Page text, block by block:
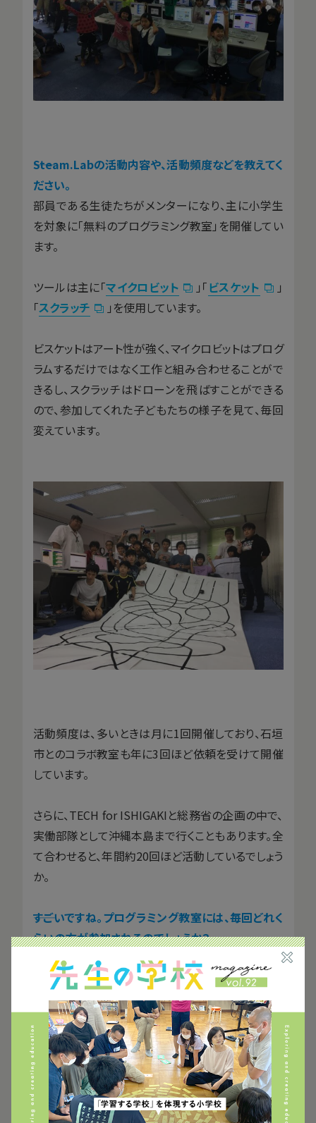
――Steam.Labの活動内容や、活動頻度などを教えてく
ださい。
部員である生徒たちがメンターになり、主に小学生
を対象に「無料のプログラミング教室」を開催してい
ます。
ツールは主に「マイクロビット 」「ビスケット
」
「スクラッチ 」を使用しています。
ビスケットはアート性が強く、マイクロビットはプログ
ラムするだけではなく工作と組み合わせることがで
きるし、スクラッチはドローンを飛ばすことができる
ので、参加してくれた子どもたちの様子を見て、毎回
変えています。
活動頻度は、多いときは月に1回開催しており、石垣
市とのコラボ教室も年に3回ほど依頼を受けて開催
しています。
さらに、TECH for ISHIGAKIと総務省の企画の中で、
実働部隊として沖縄本島まで行くこともあります。全
て合わせると、年間約20回ほど活動しているでしょう
か。
――すごいですね。プログラミング教室には、毎回どれく
らいの方が参加されるのでしょうか？
パソコン室のパソコン台数が25台なので、最大25名
です。
活動する上で「参加してくれた子どもたちを誰ひとり
として置いてけぼりにしない」というコンセプトがあ
るんです。だから、子ども一人に高校生一人を担当と
してつけます。